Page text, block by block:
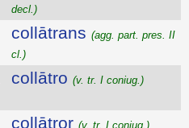
decl.)
collātrans (agg. part. pres. II
cl.)
collātro (v. tr. I coniug.)
collātror (v. tr. I coniug.)